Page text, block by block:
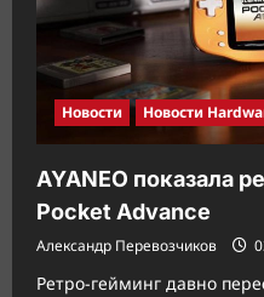
Новости Новости
AYANEO показала
Pocket Advance
Александр Перевозчиков
Ретро-гейминг давно